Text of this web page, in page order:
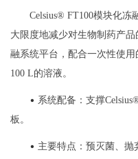
Celsius® FT100模块化冻
大限度地减少对生物制药产
融系统平台，配合一次性使用
100 L的溶液。
• 系统配备：支撑
板。
• 主要特点：预灭菌、